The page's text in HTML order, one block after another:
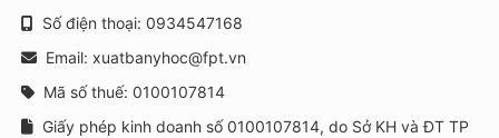
Số điện thoại: 0934547168
Email: xuatbanyhoc@fpt.vn
Mã số thuế: 0100107814
Giấy phép kinh doanh số 0100107814, do Sở KH và ĐT TP